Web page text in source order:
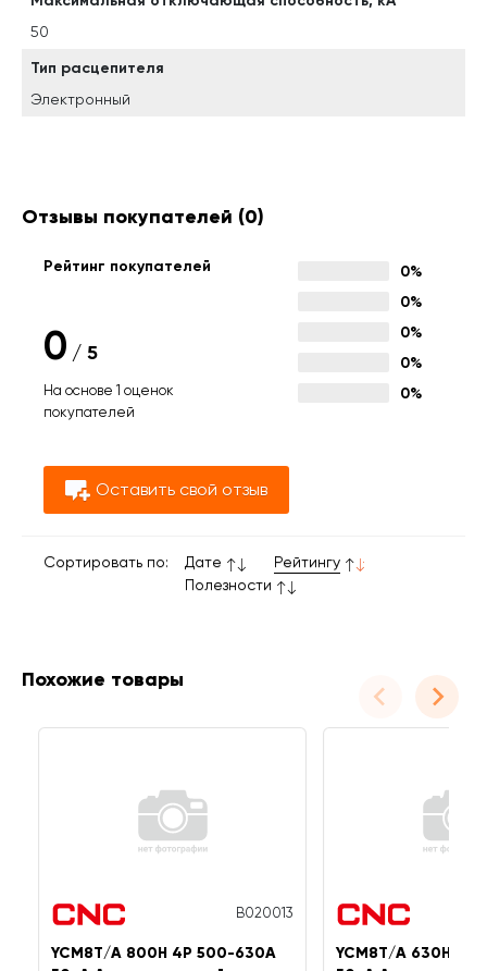
50
Тип расцепителя
Электронный
Отзывы покупателей (0)
Рейтинг покупателей
0 / 5
На основе 1 оценок
покупателей
0%
0%
0%
0%
0%
Оставить свой отзыв
Сортировать по: Дате
Рейтингу
Полезности
Похожие товары
B020013
YCM8T/A 800H 4P 500-630A
YCM8T/A 630H 4P